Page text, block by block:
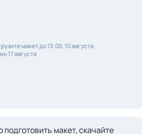
макет до 13:00, 10 августа.
17 августа
подготовить макет, скачайте